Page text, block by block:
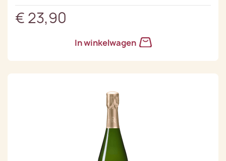
€ 23,90
In winkelwagen